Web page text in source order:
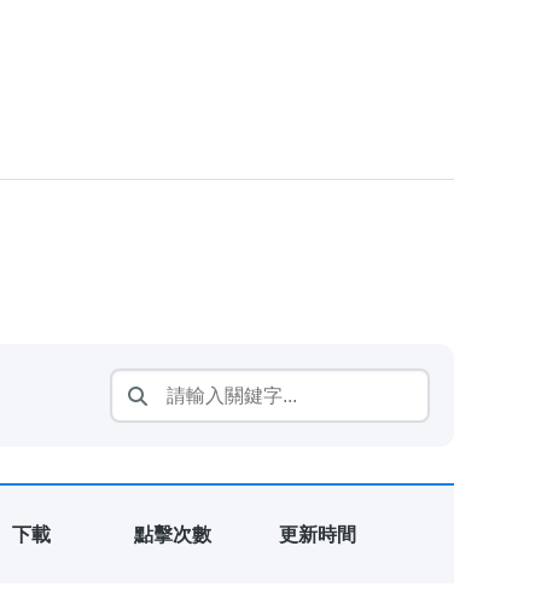
下載 點擊次數 更新時間